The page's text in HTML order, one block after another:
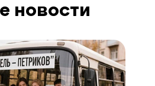
новости